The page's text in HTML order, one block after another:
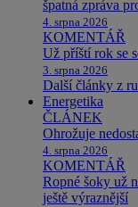
špatná zpráva
4. srpna 2026
KOMENTÁŘ
Už příští rok se
3. srpna 2026
Další články z
Energetika
ČLÁNEK
Ohrožuje
4. srpna 2026
KOMENTÁŘ
Ropné šoky už
ještě výraznější